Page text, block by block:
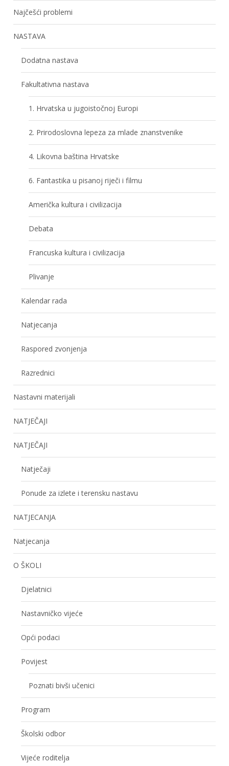
Najčešći problemi
NASTAVA
Dodatna nastava
Fakultativna nastava
1. Hrvatska u jugoistočnoj Europi
2. Prirodoslovna lepeza za mlade znanstvenike
4. Likovna baština Hrvatske
6. Fantastika u pisanoj riječi i filmu
Američka kultura i civilizacija
Debata
Francuska kultura i civilizacija
Plivanje
Kalendar rada
Natjecanja
Raspored zvonjenja
Razrednici
Nastavni materijali
NATJEČAJI
NATJEČAJI
Natječaji
Ponude za izlete i terensku nastavu
NATJECANJA
Natjecanja
O ŠKOLI
Djelatnici
Nastavničko vijeće
Opći podaci
Povijest
Poznati bivši učenici
Program
Školski odbor
Vijeće roditelja